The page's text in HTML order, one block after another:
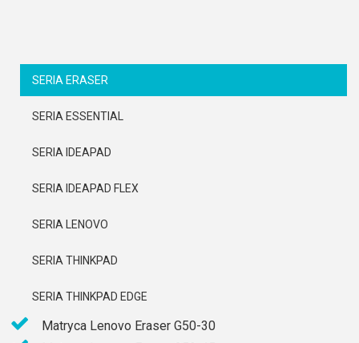
SERIA ERASER
SERIA ESSENTIAL
SERIA IDEAPAD
SERIA IDEAPAD FLEX
SERIA LENOVO
SERIA THINKPAD
SERIA THINKPAD EDGE
Matryca Lenovo Eraser G50-30